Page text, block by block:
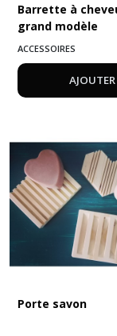
Barrette à
grand modèle
ACCESSOIRES
AJOUTER
Porte savon